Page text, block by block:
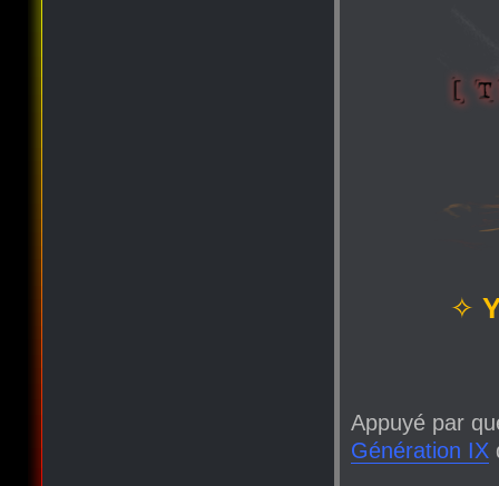
✧
Appuyé par
Génération IX